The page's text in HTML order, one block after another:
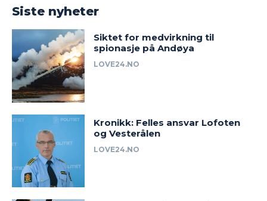
Siste nyheter
Siktet for medvirkning til
spionasje på Andøya
LOVE24.NO
Kronikk: Felles ansvar Lofoten
og Vesterålen
LOVE24.NO